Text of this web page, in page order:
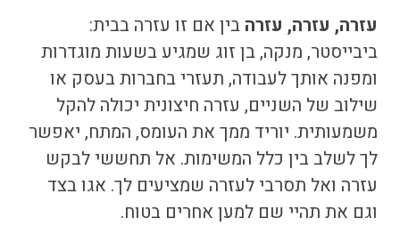
עזרה, עזרה, עזרה בין אם זו עזרה בבית:
ביבייסטר, מנקה, בן זוג שמגיע בשעות מוגדרות
ומפנה אותך לעבודה, תעזרי בחברות בעסק או
שילוב של השניים, עזרה חיצונית יכולה להקל
משמעותית. יוריד ממך את העומס, המתח, יאפשר
לך לשלב בין כלל המשימות. אל תחששי לבקש
עזרה ואל תסרבי לעזרה שמציעים לך. אגו בצד
וגם את תהיי שם למען אחרים בטוח.